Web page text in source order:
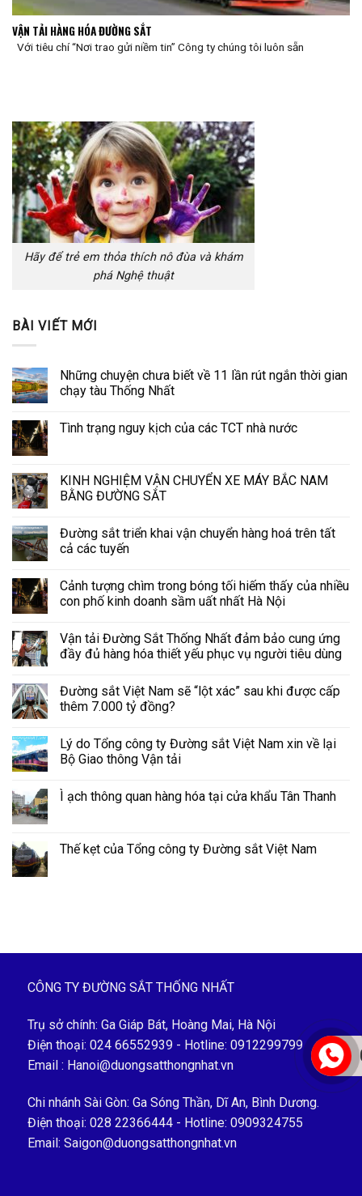
VẬN TẢI HÀNG HÓA ĐƯỜNG SẮT
Với tiêu chí “Nơi trao gửi niềm tin” Công ty chúng tôi luôn sẵn
Hãy để trẻ em thỏa thích nô đùa và khám
phá Nghệ thuật
BÀI VIẾT MỚI
Những chuyện chưa biết về 11 lần rút ngắn thời gian
chạy tàu Thống Nhất
Tình trạng nguy kịch của các TCT nhà nước
KINH NGHIỆM VẬN CHUYỂN XE MÁY BẮC NAM
BẰNG ĐƯỜNG SẮT
Đường sắt triển khai vận chuyển hàng hoá trên tất
cả các tuyến
Cảnh tượng chìm trong bóng tối hiếm thấy của nhiều
con phố kinh doanh sầm uất nhất Hà Nội
Vận tải Đường Sắt Thống Nhất đảm bảo cung ứng
đầy đủ hàng hóa thiết yếu phục vụ người tiêu dùng
Đường sắt Việt Nam sẽ “lột xác” sau khi được cấp
thêm 7.000 tỷ đồng?
Lý do Tổng công ty Đường sắt Việt Nam xin về lại
Bộ Giao thông Vận tải
Ì ạch thông quan hàng hóa tại cửa khẩu Tân Thanh
Thế kẹt của Tổng công ty Đường sắt Việt Nam
CÔNG TY ĐƯỜNG SẮT THỐNG NHẤT
Trụ sở chính: Ga Giáp Bát, Hoàng Mai, Hà Nội
Điện thoại: 024 66552939 - Hotline: 0912299799
Email : Hanoi@duongsatthongnhat.vn
Chi nhánh Sài Gòn: Ga Sóng Thần, Dĩ An, Bình Dương.
Điện thoại: 028 22366444 - Hotline: 0909324755
Email: Saigon@duongsatthongnhat.vn